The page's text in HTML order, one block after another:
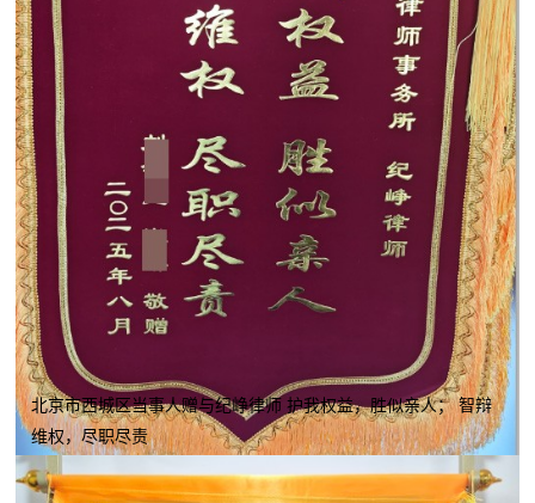
北京市西城区当事人赠与纪峥律师 护我权益，胜似亲人； 智辩
维权，尽职尽责